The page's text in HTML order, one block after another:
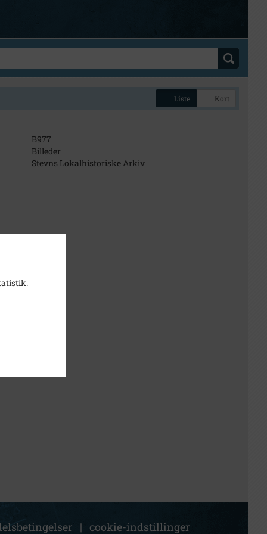
Liste Kort
B977
Billeder
Stevns Lokalhistoriske Arkiv
| cookie-indstillinger